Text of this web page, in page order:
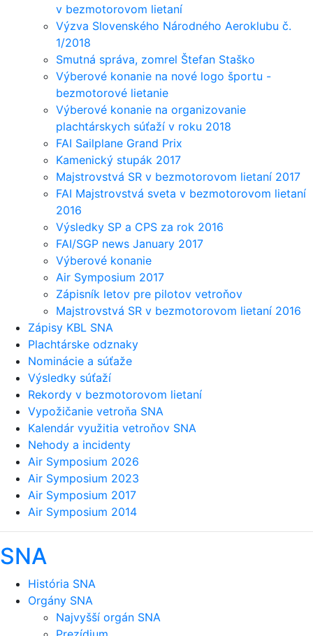
v bezmotorovom lietaní
Výzva Slovenského Národného Aeroklubu č.
1/2018
Smutná správa, zomrel Štefan Staško
Výberové konanie na nové logo športu -
bezmotorové lietanie
Výberové konanie na organizovanie
plachtárskych súťaží v roku 2018
FAI Sailplane Grand Prix
Kamenický stupák 2017
Majstrovstvá SR v bezmotorovom lietaní 2017
FAI Majstrovstvá sveta v bezmotorovom lietaní
2016
Výsledky SP a CPS za rok 2016
FAI/SGP news January 2017
Výberové konanie
Air Symposium 2017
Zápisník letov pre pilotov vetroňov
Majstrovstvá SR v bezmotorovom lietaní 2016
Zápisy KBL SNA
Plachtárske odznaky
Nominácie a súťaže
Výsledky súťaží
Rekordy v bezmotorovom lietaní
Vypožičanie vetroňa SNA
Kalendár využitia vetroňov SNA
Nehody a incidenty
Air Symposium 2026
Air Symposium 2023
Air Symposium 2017
Air Symposium 2014
SNA
História SNA
Orgány SNA
Najvyšší orgán SNA